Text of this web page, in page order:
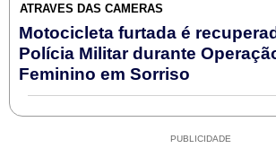
ATRAVÉS DAS CÂMERAS
Motocicleta furtada é
Polícia Militar durante
Feminino em Sorriso
PUBLICIDADE